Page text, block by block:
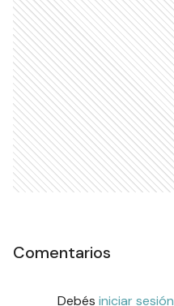
Comentarios
Debés iniciar sesión